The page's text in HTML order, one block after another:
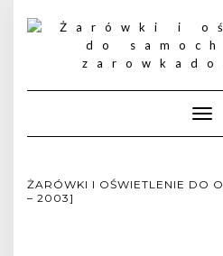
ŻARÓWKI I OŚWIETLENIE DO
– 2003]